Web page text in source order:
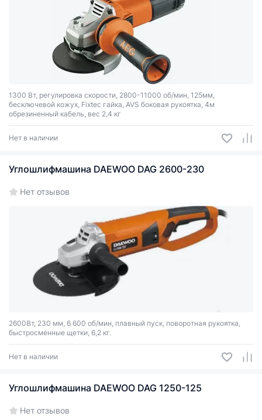
1300 Вт, регулировка скорости, 2800-11000 об/мин, 125мм,
бесключевой кожух, Fixtec гайка, AVS боковая рукоятка, 4м
обрезиненный кабель, вес 2,4 кг
Нет в наличии
Углошлифмашина DAEWOO DAG 2600-230
Нет отзывов
2600Вт, 230 мм, 6 600 об/мин, плавный пуск, поворотная рукоятка,
быстросменные щетки, 6,2 кг.
Нет в наличии
Углошлифмашина DAEWOO DAG 1250-125
Нет отзывов